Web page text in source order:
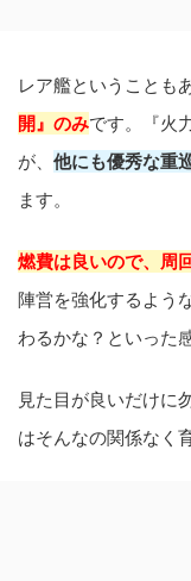
レア艦ということも
開』のみです。『火
が、 他にも優秀な重
ます。
燃費は良いので、周
陣営を強化するよう
わるかな？といった
見た目が良いだけに
はそんなの関係なく